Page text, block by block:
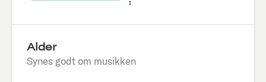
Alder
Synes godt om musikken